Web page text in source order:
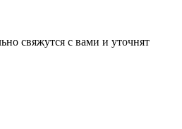
свяжутся с вами и уточнят